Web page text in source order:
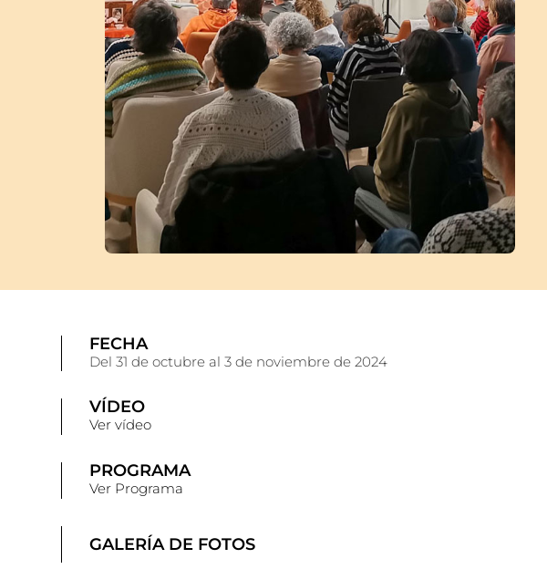
FECHA
Del 31 de octubre al 3 de noviembre de 2024
VÍDEO
Ver vídeo
PROGRAMA
Ver Programa
GALERÍA DE FOTOS